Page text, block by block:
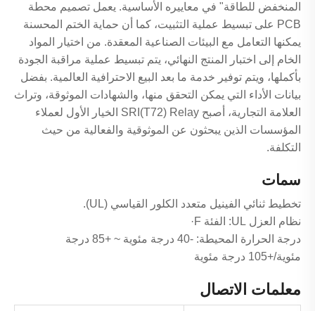
المنخفض للطاقة" في معاييره الأساسية. يعمل تصميم محطة
PCB على تبسيط عملية التثبيت، كما أن حماية الختم المحسنة
يمكنها التعامل مع البيئات الصناعية المعقدة. من اختيار المواد
الخام إلى اختبار المنتج النهائي، يتم تبسيط عملية مراقبة الجودة
بأكملها، ويتم توفير خدمة ما بعد البيع الاحترافية العالمية. بفضل
بيانات الأداء التي يمكن التحقق منها، والشهادات الموثوقة، وتراث
العلامة التجارية، أصبح SRI(T72) Relay الخيار الأول لعملاء
المؤسسات الذين يبحثون عن الموثوقية والفعالية من حيث
التكلفة.
سمات
تخطيط ثنائي الفينيل متعدد الكلور القياسي (UL).
نظام العزل UL: الفئة F·
درجة الحرارة المحيطة: -40 درجة مئوية ~ +85 درجة
مئوية/+105 درجة مئوية
معلمات الاتصال